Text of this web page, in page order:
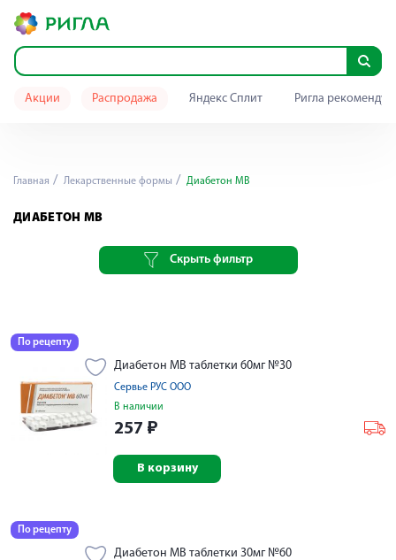
Акции Распродажа Яндекс Сплит Ригла
Главная Лекарственные формы Диабетон МВ
ДИАБЕТОН МВ
Скрыть фильтр
По рецепту
Диабетон МВ таблетки 60мг №30
Сервье РУС ООО
В наличии
257 ₽
В корзину
По рецепту
Диабетон МВ таблетки 30мг №60